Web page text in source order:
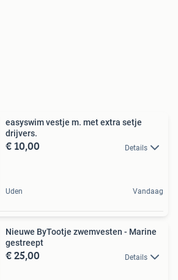
easyswim vestje m. met extra setje
drijvers.
€ 10,00 Details
Uden Vandaag
Nieuwe ByTootje zwemvesten - Marine
gestreept
€ 25,00 Details